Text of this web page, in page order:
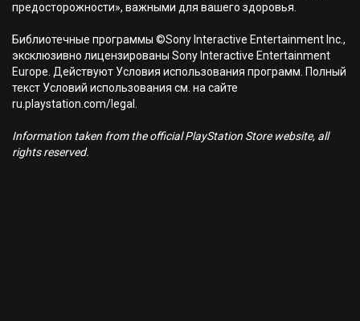
предосторожности», важными для вашего здоровья.
Библиотечные программы ©Sony Interactive Entertainment Inc.,
эксклюзивно лицензированы Sony Interactive Entertainment
Europe. Действуют Условия использования программ. Полный
текст Условий использования см. на сайте
ru.playstation.com/legal.
Information taken from the official PlayStation Store website, all
rights reserved.